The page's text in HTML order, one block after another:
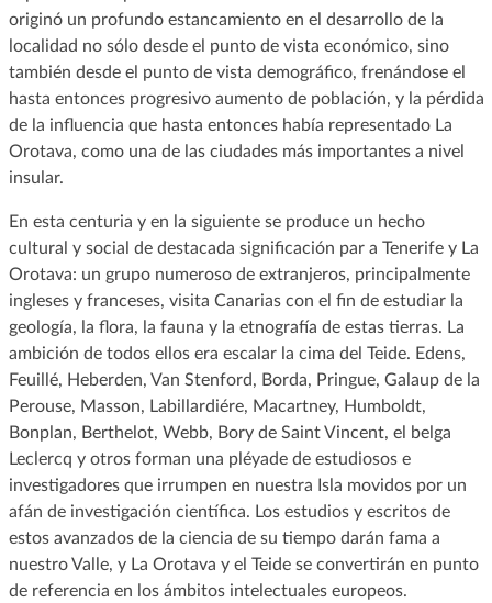
originó un profundo estancamiento en el desarrollo de la
localidad no sólo desde el punto de vista económico, sino
también desde el punto de vista demográfico, frenándose el
hasta entonces progresivo aumento de población, y la pérdida
de la influencia que hasta entonces había representado La
Orotava, como una de las ciudades más importantes a nivel
insular.
En esta centuria y en la siguiente se produce un hecho
cultural y social de destacada significación par a Tenerife y La
Orotava: un grupo numeroso de extranjeros, principalmente
ingleses y franceses, visita Canarias con el fin de estudiar la
geología, la flora, la fauna y la etnografía de estas tierras. La
ambición de todos ellos era escalar la cima del Teide. Edens,
Feuillé, Heberden, Van Stenford, Borda, Pringue, Galaup de la
Perouse, Masson, Labillardiére, Macartney, Humboldt,
Bonplan, Berthelot, Webb, Bory de Saint Vincent, el belga
Leclercq y otros forman una pléyade de estudiosos e
investigadores que irrumpen en nuestra Isla movidos por un
afán de investigación científica. Los estudios y escritos de
estos avanzados de la ciencia de su tiempo darán fama a
nuestro Valle, y La Orotava y el Teide se convertirán en punto
de referencia en los ámbitos intelectuales europeos.